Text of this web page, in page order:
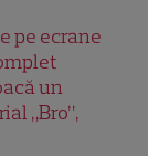
pe ecrane
un
„Bro”,